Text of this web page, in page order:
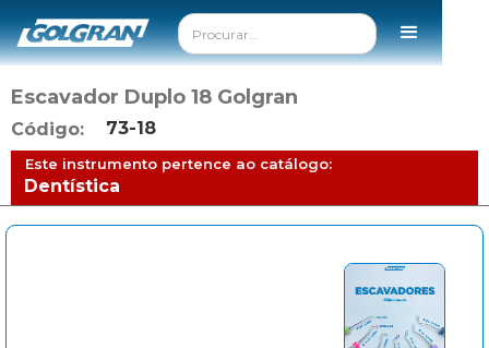
Escavador Duplo 18 Golgran
Código: 73-18
Este instrumento pertence ao catálogo:
Dentística